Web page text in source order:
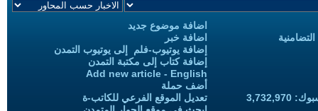
اضافة موضوع جديد
اضافة خبر
إضافة يوتيوب-فلم إلى يوتيوب التمدن
إضافة كتاب إلى مكتبة التمدن
Add new article - English
أضف حملة
تعديل الموقع الفرعي للكاتب-ة